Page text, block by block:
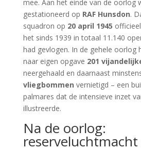
mee. Aan het einde van de oorlog
gestationeerd op RAF Hunsdon.
squadron op 20 april 1945 officieel
het sinds 1939 in totaal 11.140
had gevlogen. In de gehele oorlog
naar eigen opgave 201
neergehaald en daarnaast
vliegbommen vernietigd – een
palmares dat de intensieve inzet
illustreerde.
Na de oorlog: